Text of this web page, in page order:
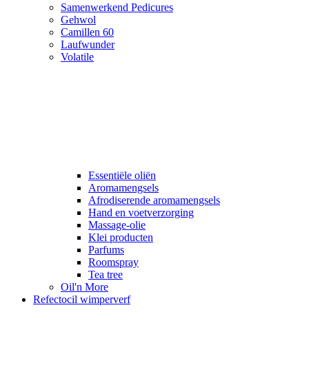
Samenwerkend Pedicures
Gehwol
Camillen 60
Laufwunder
Volatile
Essentiële oliën
Aromamengsels
Afrodiserende aromamengsels
Hand en voetverzorging
Massage-olie
Klei producten
Parfums
Roomspray
Tea tree
Oil'n More
Refectocil wimperverf